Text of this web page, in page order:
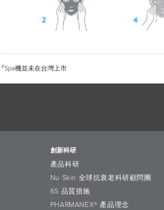
#Spa機並未在台灣上市
創新科研
產品科研
Nu Skin 全球抗衰老科研顧問團
6S 品質措施
PHARMANEX® 產品理念